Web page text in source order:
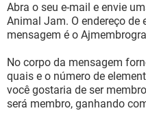
Abra o seu e-mail e envie
Animal Jam. O endereço de
mensagem é o
No corpo da mensagem
quais e o número de
você gostaria de ser
será membro, ganhando